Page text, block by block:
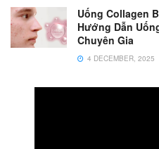
Uống Collagen
Hướng Dẫn
Chuyên Gia
4 DECEMBER, 2025